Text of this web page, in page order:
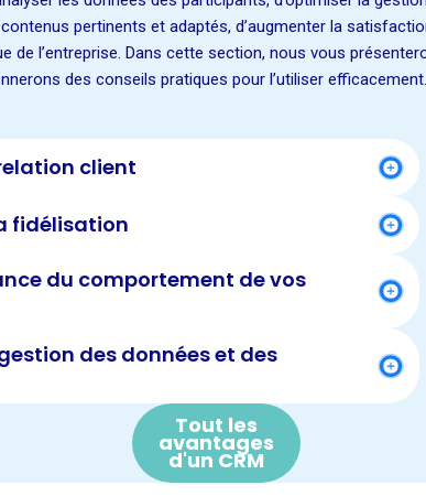
pertinents et adaptés, d’augmenter la
de l’entreprise. Dans cette section, nous vous
des conseils pratiques pour l’utiliser efficacement.
client
fidélisation
du comportement de vos
des données et des
Tout les
avantages
d'un CRM